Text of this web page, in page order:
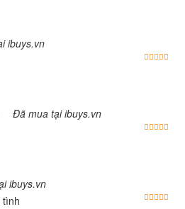
ibuys.vn
Đã mua tại ibuys.vn
ibuys.vn
tình